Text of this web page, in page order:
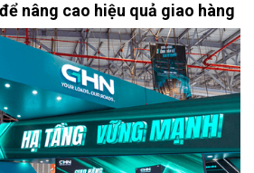
nâng cao hiệu quả giao hàng